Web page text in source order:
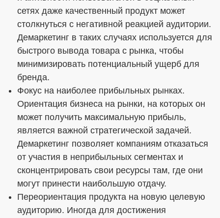
сетях даже качественный продукт может
столкнуться с негативной реакцией аудитории.
Демаркетинг в таких случаях используется для
быстрого вывода товара с рынка, чтобы
минимизировать потенциальный ущерб для
бренда.
Фокус на наиболее прибыльных рынках.
Ориентация бизнеса на рынки, на которых он
может получить максимальную прибыль,
является важной стратегической задачей.
Демаркетинг позволяет компаниям отказаться
от участия в неприбыльных сегментах и
сконцентрировать свои ресурсы там, где они
могут принести наибольшую отдачу.
Переориентация продукта на новую целевую
аудиторию. Иногда для достижения